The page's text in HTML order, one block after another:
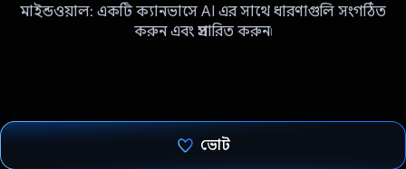
মাইন্ডওয়াল: একটি ক্যানভাসে AI এর সাথে ধারণাগুলি সংগঠিত
করুন এবং প্রসারিত করুন৷
ভোট